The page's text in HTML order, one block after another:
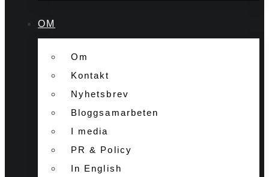
OM
Om
Kontakt
Nyhetsbrev
Bloggsamarbeten
I media
PR & Policy
In English